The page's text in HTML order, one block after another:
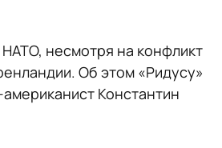
несмотря на конфликт
Об этом «Ридусу»
Константин